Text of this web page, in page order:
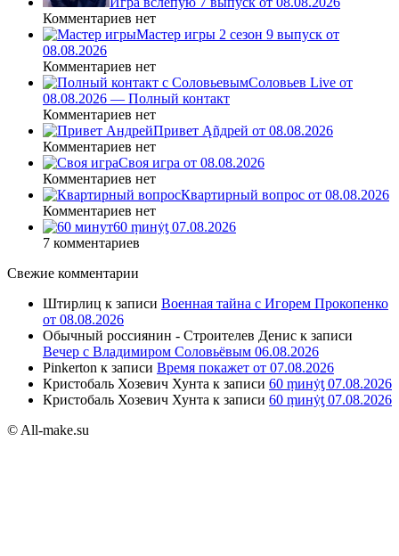
Комментариев нет
Мастер игры 2 сезон 9 выпуск от
08.08.2026
Комментариев нет
Соловьев Live от
08.08.2026 — Полный контакт
Комментариев нет
Привет Ąñдpей от 08.08.2026
Комментариев нет
Своя игра от 08.08.2026
Комментариев нет
Квартирный вопрос от 08.08.2026
Комментариев нет
60 ṃинẏƫ 07.08.2026
7 комментариев
Свежие комментарии
Штирлиц к записи Военная тайна с Игорем Прокопенко
от 08.08.2026
Обычный россиянин - Строителев Денис к записи
Вечер с Владимиром Соловьёвым 06.08.2026
Pinkerton к записи Время покажет от 07.08.2026
Кристобаль Хозевич Хунта к записи 60 ṃинẏƫ 07.08.2026
Кристобаль Хозевич Хунта к записи 60 ṃинẏƫ 07.08.2026
© All-make.su